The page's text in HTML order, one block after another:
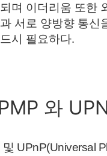
며 이더리움 또한
서로 양방향 통신
시 필요하다.
와
및 UPnP(Universal